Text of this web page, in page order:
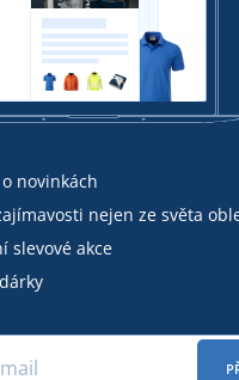
novinkách
nejen ze světa
slevové akce